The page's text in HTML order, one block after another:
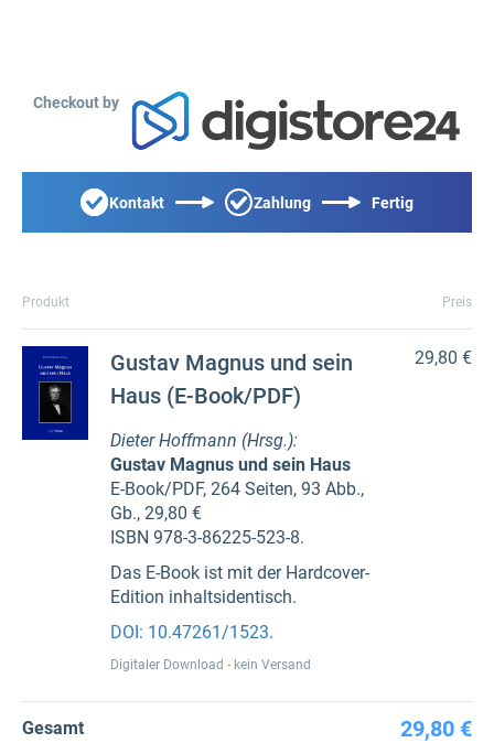
Checkout by
Kontakt Zahlung Fertig
Produkt Preis
Gustav Magnus und sein
Haus (E-Book/PDF)
Dieter Hoffmann (Hrsg.):
Gustav Magnus und sein Haus
E-Book/PDF, 264 Seiten, 93 Abb.,
Gb., 29,80 €
ISBN 978-3-86225-523-8.
Das E-Book ist mit der Hardcover-
Edition inhaltsidentisch.
DOI: 10.47261/1523.
Digitaler Download - kein Versand
29,80 €
Gesamt 29,80 €